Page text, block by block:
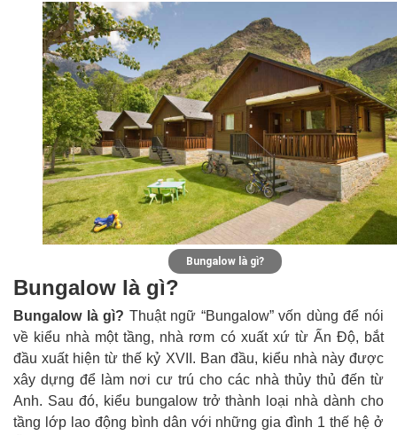
Bungalow là gì?
Bungalow là gì?
Bungalow là gì? Thuật ngữ “Bungalow” vốn dùng để nói
về kiểu nhà một tầng, nhà rơm có xuất xứ từ Ấn Độ, bắt
đầu xuất hiện từ thế kỷ XVII. Ban đầu, kiểu nhà này được
xây dựng để làm nơi cư trú cho các nhà thủy thủ đến từ
Anh. Sau đó, kiểu bungalow trở thành loại nhà dành cho
tầng lớp lao động bình dân với những gia đình 1 thế hệ ở